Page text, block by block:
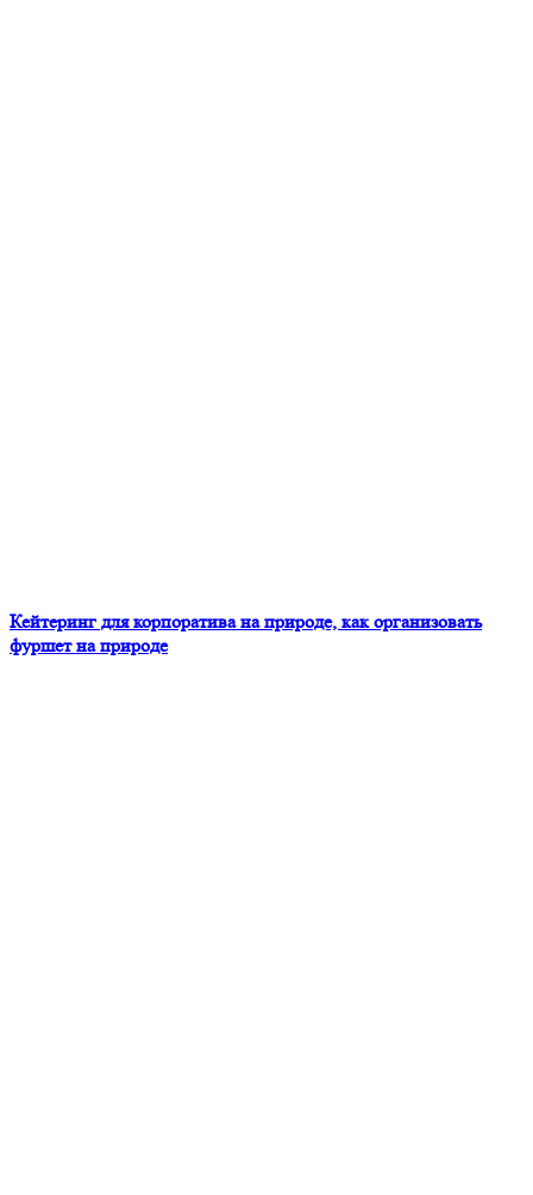
Кейтеринг для корпоратива на природе, как организовать
фуршет на природе